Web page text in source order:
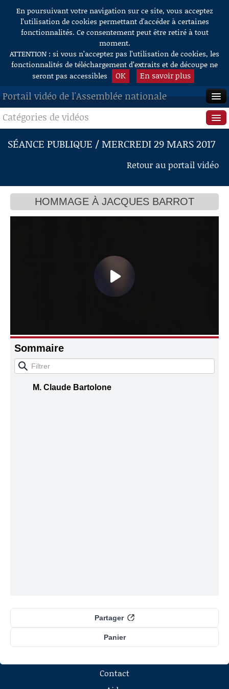
Aller au contenu
En poursuivant votre navigation sur ce site, vous acceptez
l’utilisation de cookies permettant d'accéder à certaines
fonctionnalités. Ce consentement peut être retiré à tout
moment.
ATTENTION : si vous n’acceptez pas l’utilisation de cookies, les
fonctionnalités de téléchargement d’extraits et de découpe ne
seront pas accessibles
OK En savoir plus
Portail vidéo de l'Assemblée nationale
ACCUEIL
EN DIRECT
RECHERCHE
AIDE À LA DÉCOUPE
DE VIDÉOS
Catégories de vidéos
Séance publique
Questions au Gouvernement
Commissions
Présidence
Autres
SÉANCE PUBLIQUE / MERCREDI 29 MARS 2017
Retour au portail vidéo
HOMMAGE À JACQUES BARROT
Sommaire
M. Claude Bartolone
Panier
Partager
Contact